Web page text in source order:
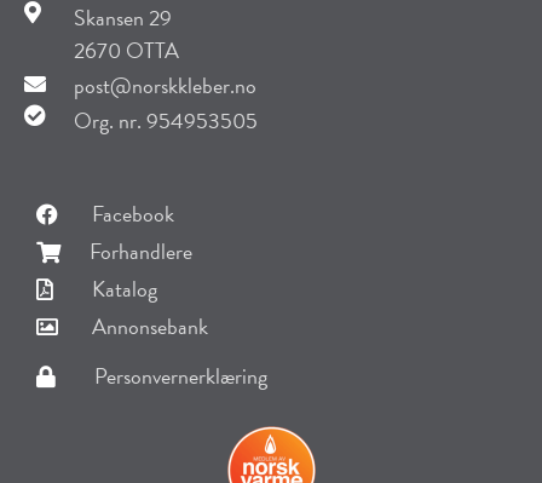
Skansen 29
2670 OTTA
post@norskkleber.no
Org. nr. 954953505
Facebook
Forhandlere
Katalog
Annonsebank
Personvernerklæring